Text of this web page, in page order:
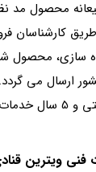
محصول
کارشناسان
سازی، محصول
ارسال می
ویترین